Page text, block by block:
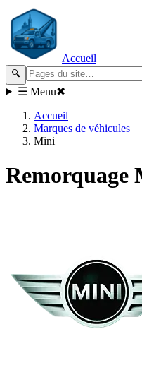
Accueil
🔍
☰ Menu✖
Accueil
Marques de véhicules
Mini
Remorquage